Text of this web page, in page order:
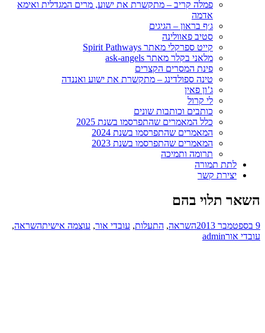
פמלה קריב – מתקשרת את ישוע, מרים המגדלית ואימא
אדמה
ג׳ף בראון – הגיגים
סטיב פאוולינה
קייט ספרקלי מאתר Spirit Pathways
מלאני בקלר מאתר ask-angels
פינת המסרים הקצרים
טינה ספולדינג – מתקשרת את ישוע ואננדה
ג’ון פאין
לי קרול
כותבים וכותבות שונים
כלל המאמרים שהתפרסמו בשנת 2025
המאמרים שהתפרסמו בשנת 2024
המאמרים שהתפרסמו בשנת 2023
תרומה ותמיכה
לתת תמורה
יצירת קשר
השאר תלוי בהם
9 בספטמבר 2013 השראה, התעלות, עובדי אור, עוצמה אישיתהשראה,
עובדי אורadmin